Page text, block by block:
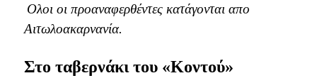
Ολοι οι προαναφερθέντες κατάγονται απο
Αιτωλοακαρνανία.
Στο ταβερνάκι του «Κοντού»